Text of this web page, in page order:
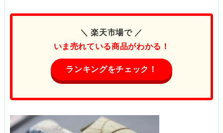
＼ 楽天市場で ／
いま売れている商品がわかる！
ランキングをチェック！